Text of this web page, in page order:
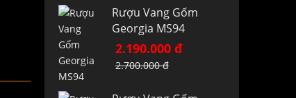
Rượu Vang Gốm
Georgia MS94
2.190.000 đ
2.700.000 đ